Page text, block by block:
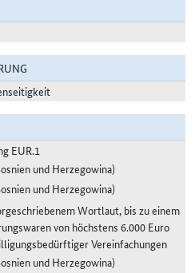
EUR.1
und Herzegowina)
und Herzegowina)
Wortlaut, bis zu einem
von höchstens 6.000 Euro
Vereinfachungen
und Herzegowina)